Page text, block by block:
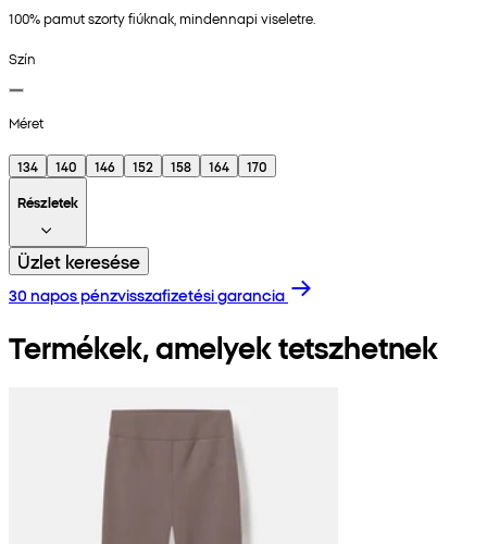
100% pamut szorty fiúknak, mindennapi viseletre.
Szín
Méret
134 140 146 152 158 164
170
Részletek
Üzlet keresése
30 napos pénzvisszafizetési garancia
Termékek, amelyek tetszhetnek